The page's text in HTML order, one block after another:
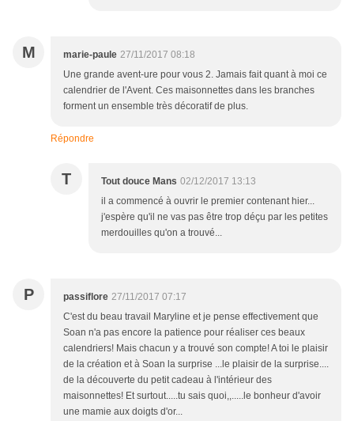
M marie-paule 27/11/2017 08:18
Une grande avent-ure pour vous 2. Jamais fait quant à moi ce
calendrier de l'Avent. Ces maisonnettes dans les branches
forment un ensemble très décoratif de plus.
Répondre
T Tout douce Mans 02/12/2017 13:13
il a commencé à ouvrir le premier contenant hier...
j'espère qu'il ne vas pas être trop déçu par les petites
merdouilles qu'on a trouvé...
P passiflore 27/11/2017 07:17
C'est du beau travail Maryline et je pense effectivement que
Soan n'a pas encore la patience pour réaliser ces beaux
calendriers! Mais chacun y a trouvé son compte! A toi le plaisir
de la création et à Soan la surprise ...le plaisir de la surprise....
de la découverte du petit cadeau à l'intérieur des
maisonnettes! Et surtout.....tu sais quoi,,.....le bonheur d'avoir
une mamie aux doigts d'or...